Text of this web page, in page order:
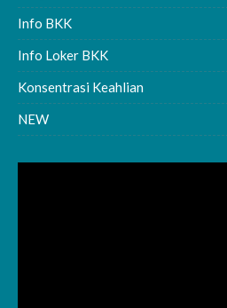
Info BKK
Info Loker BKK
Konsentrasi Keahlian
NEW